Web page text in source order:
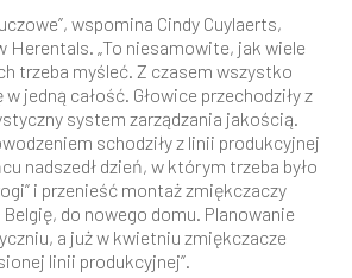
wspomina Cindy Cuylaerts,
Herentals. „To niesamowite, jak wiele
trzeba myśleć. Z czasem wszystko
w jedną całość. Głowice przechodziły z
system zarządzania jakością.
schodziły z linii produkcyjnej
nadszedł dzień, w którym trzeba było
i przenieść montaż zmiękczaczy
do nowego domu. Planowanie
a już w kwietniu zmiękczacze
linii produkcyjnej”.